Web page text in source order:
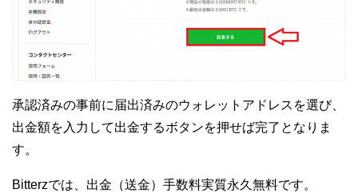
承認済みの事前に届出済みのウォレットアドレスを選び、
出金額を入力して出金するボタンを押せば完了となりま
す。
Bitterzでは、出金（送金）手数料実質永久無料です。